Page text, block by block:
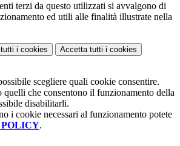
terzi da questo utilizzati si avvalgono di
ed utili alle finalità illustrate nella
i cookies Accetta tutti i cookies
scegliere quali cookie consentire.
quelli che consentono il funzionamento della
disabilitarli.
i cookie necessari al funzionamento potete
.